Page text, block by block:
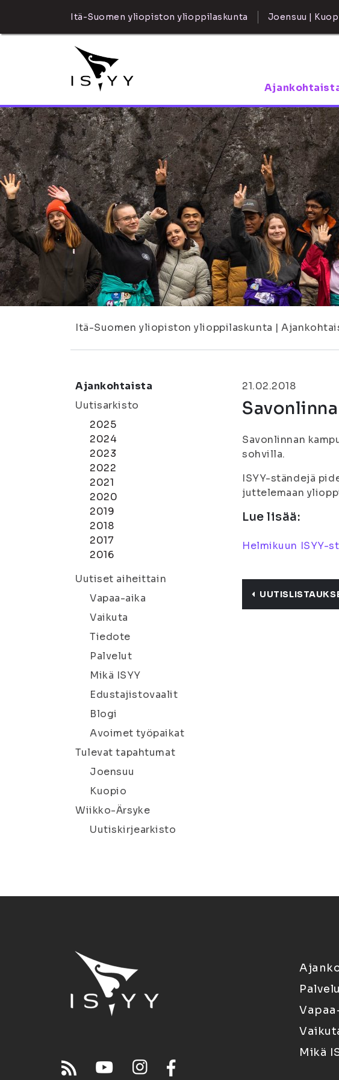
Itä-Suomen yliopiston ylioppilaskunta Joensuu |
Itä-Suomen yliopiston ylioppilaskunta |
Ajankohtaista
Uutisarkisto
2025
2024
2023
2022
2021
2020
2019
2018
2017
2016
Uutiset aiheittain
Vapaa-aika
Vaikuta
Tiedote
Palvelut
Mikä ISYY
Edustajistovaalit
Blogi
Avoimet työpaikat
Tulevat tapahtumat
Joensuu
Kuopio
Wiikko-Ärsyke
Uutiskirjearkisto
21.02.2018
Savonlinnan
sohvilla.
ISYY-ständejä
juttelemaan
Lue lisää:
Helmikuun ISYY-
Mikä